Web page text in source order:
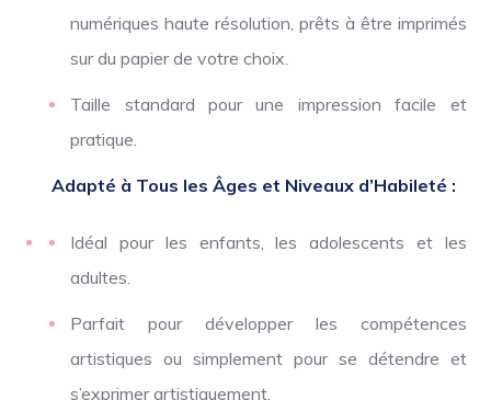
numériques haute résolution, prêts à être imprimés
sur du papier de votre choix.
Taille standard pour une impression facile et
pratique.
Adapté à Tous les Âges et Niveaux d’Habileté :
Idéal pour les enfants, les adolescents et les
adultes.
Parfait pour développer les compétences
artistiques ou simplement pour se détendre et
s’exprimer artistiquement.